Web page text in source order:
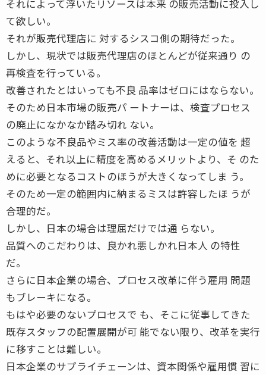
それによって浮いたリソースは本来 の販売活動に投入し
て欲しい。
それが販売代理店に 対するシスコ側の期待だった。
しかし、現状では販売代理店のほとんどが従来通り の
再検査を行っている。
改善されたとはいっても不良 品率はゼロにはならない。
そのため日本市場の販売パ ートナーは、検査プロセス
の廃止になかなか踏み切れ ない。
このような不良品やミス率の改善活動は一定の値を 超
えると、それ以上に精度を高めるメリットより、そ のた
めに必要となるコストのほうが大きくなってしま う。
そのため一定の範囲内に納まるミスは許容したほ うが
合理的だ。
しかし、日本の場合は理屈だけでは通 らない。
品質へのこだわりは、良かれ悪しかれ日本人 の特性
だ。
さらに日本企業の場合、プロセス改革に伴う雇用 問題
もブレーキになる。
もはや必要のないプロセスで も、そこに従事してきた
既存スタッフの配置展開が可 能でない限り、改革を実行
に移すことは難しい。
日本企業のサプライチェーンは、資本関係や雇用慣 習に